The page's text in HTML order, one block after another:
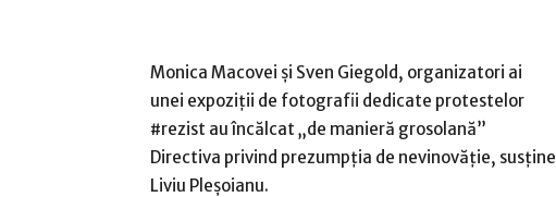
Monica Macovei şi Sven Giegold, organizatori ai
unei expoziţii de fotografii dedicate protestelor
#rezist au încălcat „de manieră grosolană”
Directiva privind prezumpţia de nevinovăţie, susţine
Liviu Pleşoianu.